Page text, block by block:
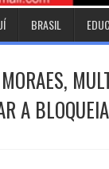
BRASIL
A